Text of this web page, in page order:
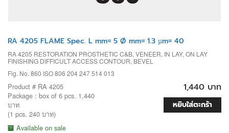
RA 4205 FLAME Spec. L mm= 5 Ø mm= 1.3 µm= 40
RA 4205 RESTORATION PROSTHETIC C&B, VENEER, IN LAY, ON LAY
FINISHING DIFFICULT ACCESS CONTOUR, BEVEL
Fig. No. 860 ISO 806 204 247 514 013
Product # RA 4205
Package : box of 6 pcs. 1,440
บาท
(1 pcs. 240 บาท)
Available on sale
1,440 บาท
หยิบใส่ตะกร้า